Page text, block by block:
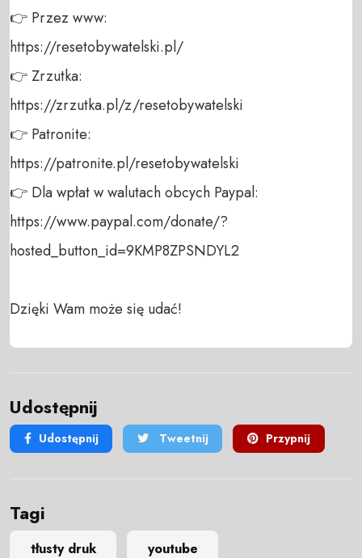
👉 Przez www:
https://resetobywatelski.pl/
👉 Zrzutka:
https://zrzutka.pl/z/resetobywatelski
👉 Patronite:
https://patronite.pl/resetobywatelski
👉 Dla wpłat w walutach obcych Paypal:
https://www.paypal.com/donate/?
hosted_button_id=9KMP8ZPSNDYL2
Dzięki Wam może się udać!
Udostępnij
Udostępnij Tweetnij Przypnij
Tagi
tłusty druk youtube